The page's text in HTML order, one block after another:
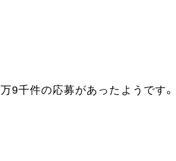
9千件の応募があったようです。